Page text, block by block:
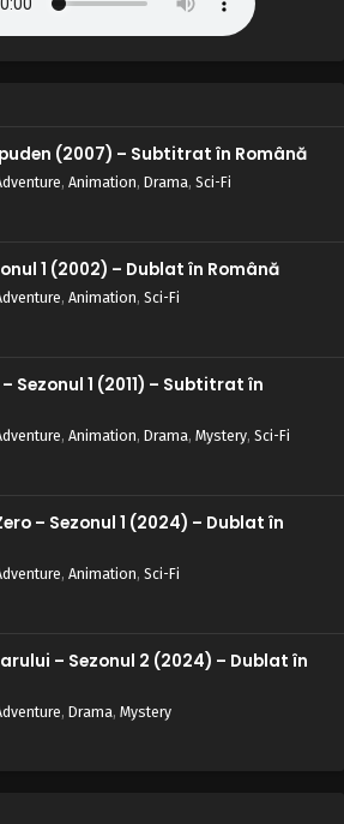
(2007) – Subtitrat în Română
, Animation, Drama, Sci-Fi
1 (2002) – Dublat în Română
, Animation, Sci-Fi
Sezonul 1 (2011) – Subtitrat în
, Animation, Drama, Mystery, Sci-Fi
– Sezonul 1 (2024) – Dublat în
, Animation, Sci-Fi
– Sezonul 2 (2024) – Dublat în
, Drama, Mystery